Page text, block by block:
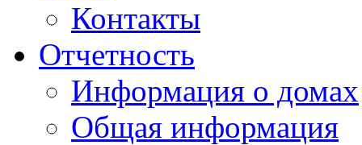
Контакты
Отчетность
Информация о домах
Общая информация